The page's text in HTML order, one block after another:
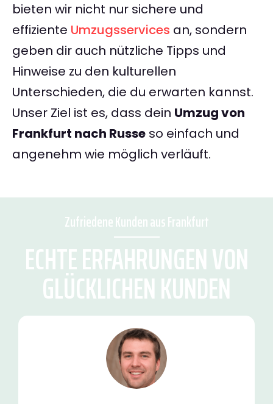
bieten wir nicht nur sichere und
effiziente Umzugsservices an, sondern
geben dir auch nützliche Tipps und
Hinweise zu den kulturellen
Unterschieden, die du erwarten kannst.
Unser Ziel ist es, dass dein Umzug von
Frankfurt nach Russe so einfach und
angenehm wie möglich verläuft.
Zufriedene Kunden aus Frankfurt
ECHTE ERFAHRUNGEN VON
GLÜCKLICHEN KUNDEN